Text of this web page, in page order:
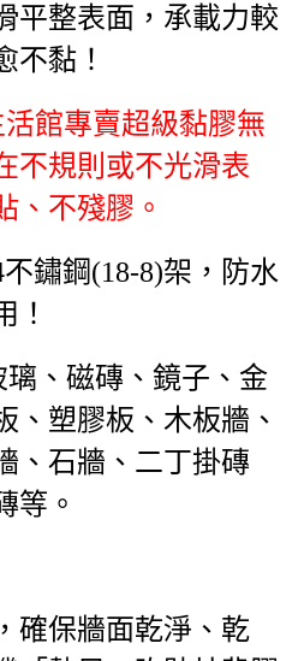
平整表面，承載力較
不黏！
活館專賣超級黏膠無
不規則或不光滑表
、不殘膠。
鏽鋼(18-8)架，防水
！
、磁磚、鏡子、金
、塑膠板、木板牆、
、石牆、二丁掛磚
等。
確保牆面乾淨、乾